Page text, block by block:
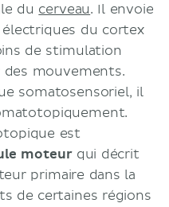
du cerveau. Il envoie
du cortex
de stimulation
mouvements.
somatosensoriel, il
est
moteurqui décrit
primaire dans la
de certaines régions